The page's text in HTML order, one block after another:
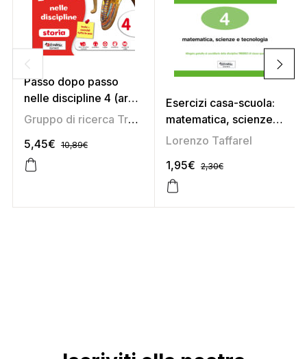
Passo dopo passo
nelle discipline 4 (area
antropologica)
Gruppo di ricerca Tredieci
5,45€ 10,89€
Esercizi casa-scuola:
matematica, scienze e
tecnologia 4
Lorenzo Taffarel
1,95€ 2,30€